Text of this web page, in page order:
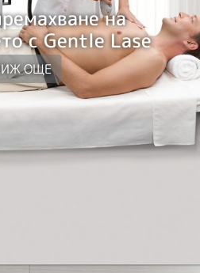
на
с Gentle Lase
ОЩЕ